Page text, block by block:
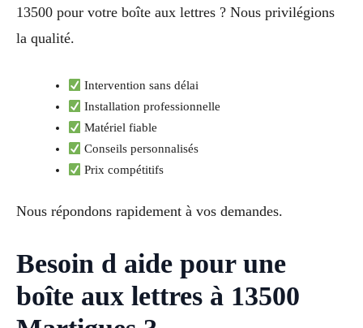
13500 pour votre boîte aux lettres ? Nous privilégions
la qualité.
Intervention sans délai
Installation professionnelle
Matériel fiable
Conseils personnalisés
Prix compétitifs
Nous répondons rapidement à vos demandes.
Besoin d aide pour une
boîte aux lettres à 13500